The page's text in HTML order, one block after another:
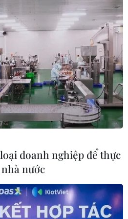
giới: Israel
Mỹ tấn
báo trước khả
Xem thêmdoanh nghiệp để thực
nước